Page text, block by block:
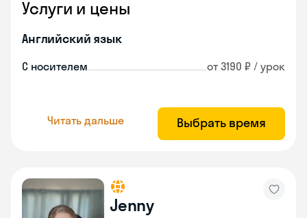
Услуги и цены
Английский язык
С носителем от 3190 ₽ / урок
Читать дальше Выбрать время
Jenny